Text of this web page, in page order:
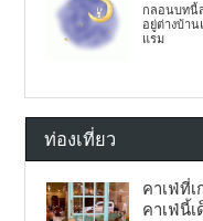
กลอนบทนี้
อยู่ต่างบ้า
แรม
ท่องเที่ยว
คาเฟ่ที่เ
คาเฟ่นี้